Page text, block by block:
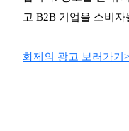
고 B2B 기업을 소비
화제의 광고 보러가기>